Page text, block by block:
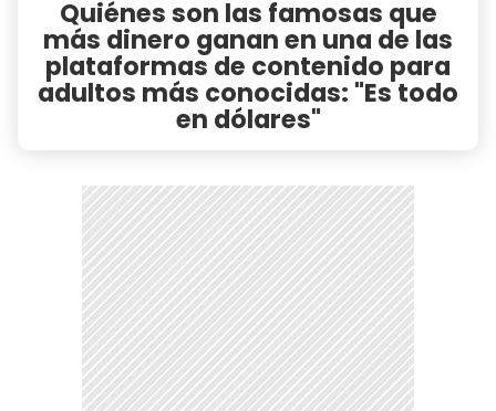
Quiénes son las famosas que
más dinero ganan en una de las
plataformas de contenido para
adultos más conocidas: "Es todo
en dólares"